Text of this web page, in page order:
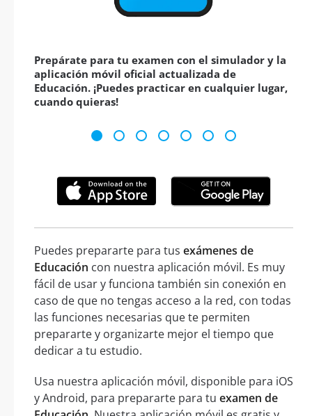
Prepárate para tu examen con el simulador y la
aplicación móvil oficial actualizada de
Educación. ¡Puedes practicar en cualquier lugar,
cuando quieras!
Puedes prepararte para tus exámenes de
Educación con nuestra aplicación móvil. Es muy
fácil de usar y funciona también sin conexión en
caso de que no tengas acceso a la red, con todas
las funciones necesarias que te permiten
prepararte y organizarte mejor el tiempo que
dedicar a tu estudio.
Usa nuestra aplicación móvil, disponible para iOS
y Android, para prepararte para tu examen de